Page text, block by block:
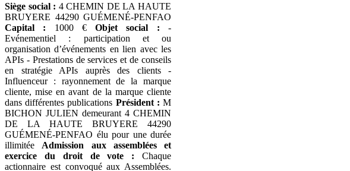
Siège social : 4 CHEMIN DE LA HAUTE
BRUYERE 44290 GUÉMENÉ-PENFAO
Capital : 1000 €Objet social : -
Evénementiel : participation et ou
organisation d’événements en lien avec les
APIs - Prestations de services et de conseils
en stratégie APIs auprès des clients -
Influenceur : rayonnement de la marque
cliente, mise en avant de la marque cliente
dans différentes publications Président : M
BICHON JULIEN demeurant 4 CHEMIN
DE LA HAUTE BRUYERE 44290
GUÉMENÉ-PENFAO élu pour une durée
illimitée Admission aux assemblées et
exercice du droit de vote : Chaque
actionnaire est convoqué aux Assemblées.